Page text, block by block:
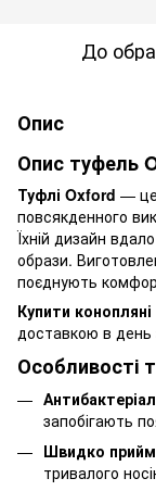
До
Опис
Опис туфель
Туфлі Oxford — це
повсякденного
Їхній дизайн
образи.
поєднують
Купити конопляні
доставкою в день
Особливості
запобігають
Швидко
тривалого